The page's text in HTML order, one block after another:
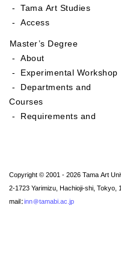
- Tama Art Studies
- Access
Master’s Degree
- About
- Experimental Workshop
- Departments and
Courses
- Requirements and
Copyright © 2001 - 2026 Tama Art
2-1723 Yarimizu, Hachioji-shi,
mail:inn@tamabi.ac.jp